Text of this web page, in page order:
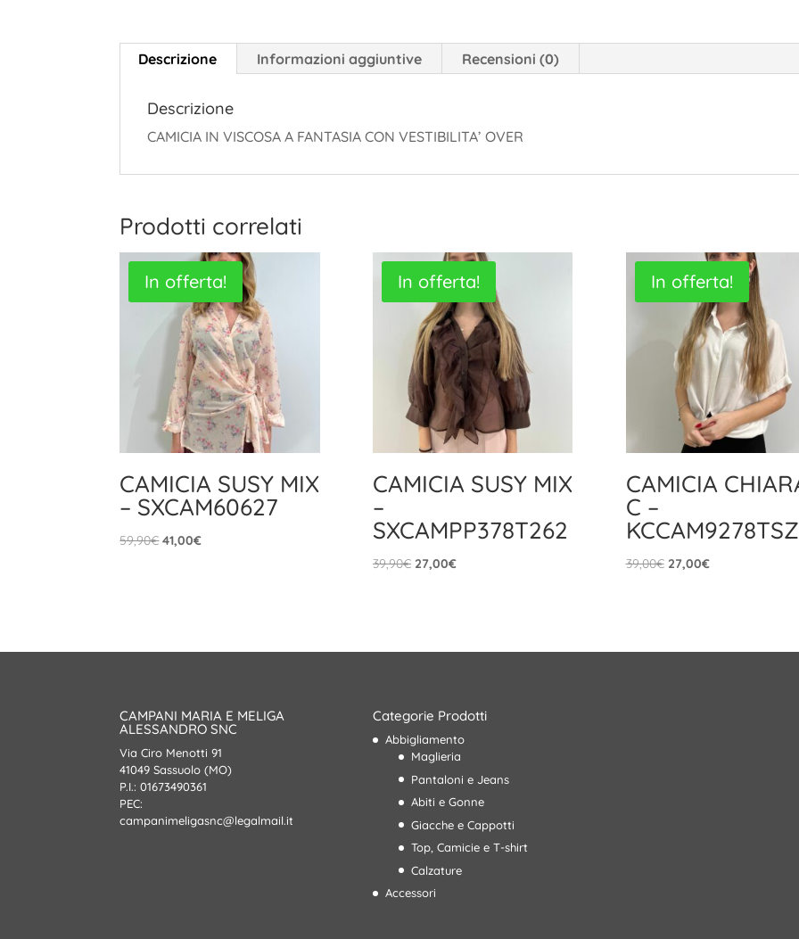
Descrizione Informazioni aggiuntive Recensioni (0)
Descrizione
CAMICIA IN VISCOSA A FANTASIA CON VESTIBILITA’ OVER
Prodotti correlati
In offerta!
CAMICIA SUSY MIX
– SXCAM60627
59,90€Il
41,00€Il
In offerta!
CAMICIA SUSY MIX
–
SXCAMPP378T262
39,90€ Il
27,00€Il
In offerta!
CAMICIA
C –
39,00€ Il
27,00€Il
CAMPANI MARIA E MELIGA
ALESSANDRO SNC
Via Ciro Menotti 91
41049 Sassuolo (MO)
P.I.: 01673490361
PEC:
campanimeligasnc@legalmail.it
Categorie Prodotti
Abbigliamento
Maglieria
Pantaloni e Jeans
Abiti e Gonne
Giacche e Cappotti
Top, Camicie e T-shirt
Calzature
Accessori